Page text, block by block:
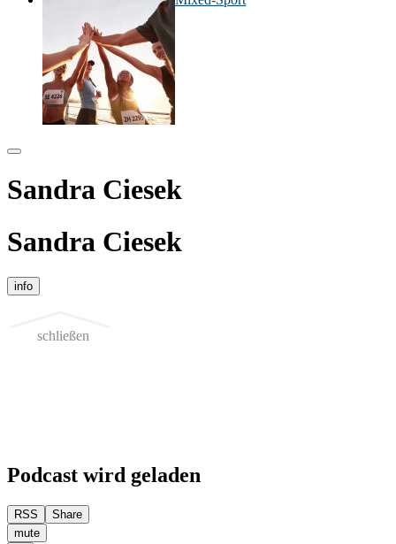
Sandra Ciesek
Sandra Ciesek
info
schließen
Podcast wird geladen
RSS
Share
mute